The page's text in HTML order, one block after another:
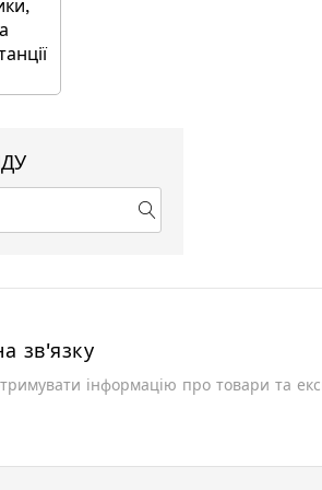
зв'язку
інформацію про товари та